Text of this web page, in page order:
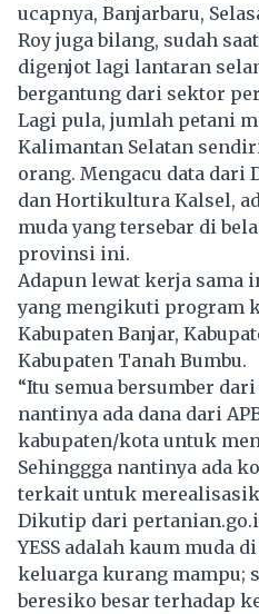
ucapnya, Banjarbaru,
Roy juga bilang, sudah
digenjot lagi lantaran
bergantung dari sektor
Lagi pula, jumlah petani
Kalimantan Selatan
orang. Mengacu data dari
dan Hortikultura Kalsel,
muda yang tersebar di
provinsi ini.
Adapun lewat kerja sama
yang mengikuti program
Kabupaten Banjar,
Kabupaten Tanah Bumbu.
“Itu semua bersumber dari
nantinya ada dana dari
kabupaten/kota untuk
Sehinggga nantinya ada
terkait untuk
Dikutip dari
YESS adalah kaum muda
keluarga kurang mampu;
beresiko besar terhadap